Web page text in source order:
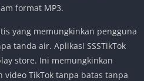
format MP3.
yang memungkinkan pengguna
tanda air. Aplikasi SSSTikTok
store. Ini memungkinkan
TikTok tanpa batas tanpa